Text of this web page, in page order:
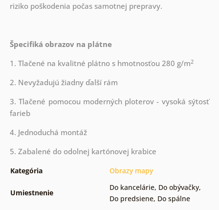
riziko poškodenia počas samotnej prepravy.
Špecifiká obrazov na plátne
1. Tlačené na kvalitné plátno s hmotnosťou 280 g/m2
2. Nevyžadujú žiadny ďalší rám
3. Tlačené pomocou moderných ploterov - vysoká sýtosť
farieb
4. Jednoduchá montáž
5. Zabalené do odolnej kartónovej krabice
Kategória Obrazy mapy
Umiestnenie
Do kancelárie, Do obývačky,
Do predsiene, Do spálne